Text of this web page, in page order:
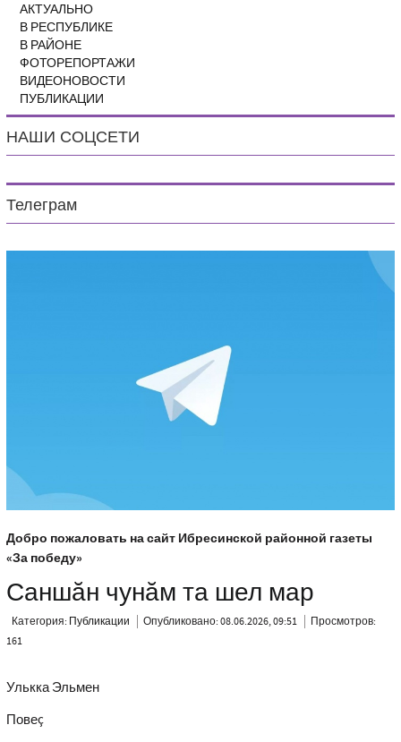
АКТУАЛЬНО
В РЕСПУБЛИКЕ
В РАЙОНЕ
ФОТОРЕПОРТАЖИ
ВИДЕОНОВОСТИ
ПУБЛИКАЦИИ
НАШИ СОЦСЕТИ
Телеграм
Добро пожаловать на сайт Ибресинской районной газеты
«За победу»
Саншăн чунăм та шел мар
Категория: Публикации Опубликовано: 08.06.2026, 09:51
Просмотров:
161
Улькка Эльмен
Повеç